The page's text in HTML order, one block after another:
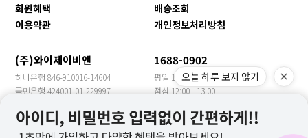
회원혜택
배송조회
이용약관
개인정보처리방침
(주)와이제이비앤 1688-0902
하나은행 846-910016-14604
국민은행 424001-01-229997
농협은행 355-0018-3149-63
우리은행 1005-901-399957
평일 10:00 - 17:00
점심 12:00 - 13:00
수출문의 YJBN MEET
오늘 하루 보지 않기